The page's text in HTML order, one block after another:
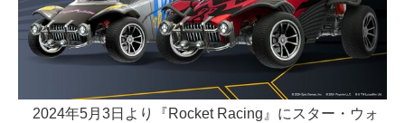
2024年5月3日より『Rocket Racing』にスター・ウォ